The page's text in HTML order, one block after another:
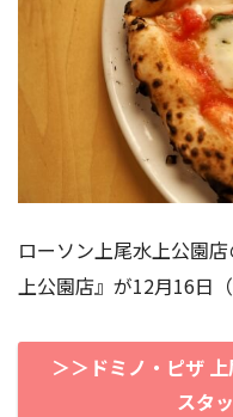
ローソン上尾水上公園
上公園店』が12月16日
＞＞ドミノ・ピザ
スタ